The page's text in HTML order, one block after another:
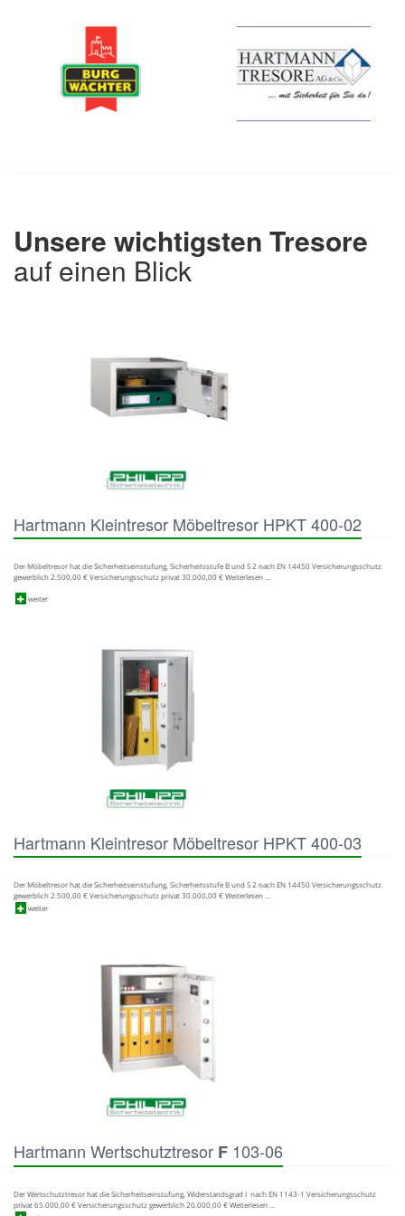
Unsere wichtigsten Tresore
auf einen Blick
Hartmann Kleintresor Möbeltresor HPKT 400-02
Der Möbeltresor hat die Sicherheitseinstufung, Sicherheitsstufe B und S 2 nach EN 14450 Versicherungsschutz
gewerblich 2.500,00 € Versicherungsschutz privat 30.000,00 € Weiterlesen …
weiter
Hartmann Kleintresor Möbeltresor HPKT 400-03
Der Möbeltresor hat die Sicherheitseinstufung, Sicherheitsstufe B und S 2 nach EN 14450 Versicherungsschutz
gewerblich 2.500,00 € Versicherungsschutz privat 30.000,00 € Weiterlesen …
weiter
Hartmann Wertschutztresor F 103-06
Der Wertschutztresor hat die Sicherheitseinstufung, Widerstandsgrad I nach EN 1143-1 Versicherungsschutz
privat 65.000,00 € Versicherungsschutz gewerblich 20.000,00 € Weiterlesen …